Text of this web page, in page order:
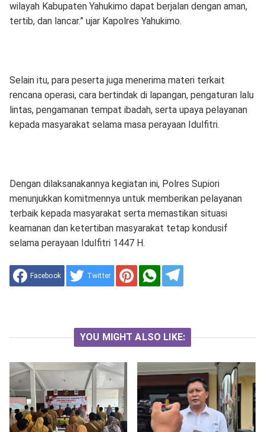
wilayah Kabupaten Yahukimo dapat berjalan dengan aman,
tertib, dan lancar.” ujar Kapolres Yahukimo.
Selain itu, para peserta juga menerima materi terkait
rencana operasi, cara bertindak di lapangan, pengaturan lalu
lintas, pengamanan tempat ibadah, serta upaya pelayanan
kepada masyarakat selama masa perayaan Idulfitri.
Dengan dilaksanakannya kegiatan ini, Polres Supiori
menunjukkan komitmennya untuk memberikan pelayanan
terbaik kepada masyarakat serta memastikan situasi
keamanan dan ketertiban masyarakat tetap kondusif
selama perayaan Idulfitri 1447 H.
Facebook Twitter
YOU MIGHT ALSO LIKE: